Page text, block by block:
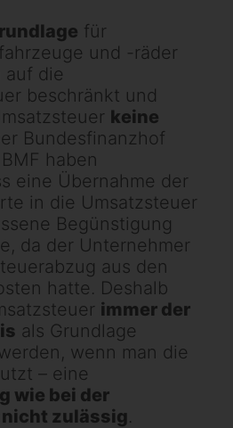
für
und -räder
auf die
beschränkt und
keine
Bundesfinanzhof
haben
eine Übernahme der
in die Umsatzsteuer
Begünstigung
da der Unternehmer
aus den
hatte. Deshalb
immer der
als Grundlage
wenn man die
– eine
wie bei der
zulässig.